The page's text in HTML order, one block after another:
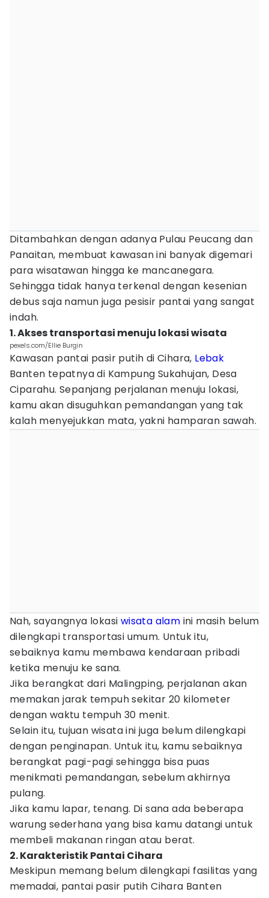
Ditambahkan dengan adanya Pulau Peucang dan
Panaitan, membuat kawasan ini banyak digemari
para wisatawan hingga ke mancanegara.
Sehingga tidak hanya terkenal dengan kesenian
debus saja namun juga pesisir pantai yang sangat
indah.
1. Akses transportasi menuju lokasi wisata
pexels.com/Ellie Burgin
Kawasan pantai pasir putih di Cihara, Lebak
Banten tepatnya di Kampung Sukahujan, Desa
Ciparahu. Sepanjang perjalanan menuju lokasi,
kamu akan disuguhkan pemandangan yang tak
kalah menyejukkan mata, yakni hamparan sawah.
Nah, sayangnya lokasi wisata alam ini masih belum
dilengkapi transportasi umum. Untuk itu,
sebaiknya kamu membawa kendaraan pribadi
ketika menuju ke sana.
Jika berangkat dari Malingping, perjalanan akan
memakan jarak tempuh sekitar 20 kilometer
dengan waktu tempuh 30 menit.
Selain itu, tujuan wisata ini juga belum dilengkapi
dengan penginapan. Untuk itu, kamu sebaiknya
berangkat pagi-pagi sehingga bisa puas
menikmati pemandangan, sebelum akhirnya
pulang.
Jika kamu lapar, tenang. Di sana ada beberapa
warung sederhana yang bisa kamu datangi untuk
membeli makanan ringan atau berat.
2. Karakteristik Pantai Cihara
Meskipun memang belum dilengkapi fasilitas yang
memadai, pantai pasir putih Cihara Banten